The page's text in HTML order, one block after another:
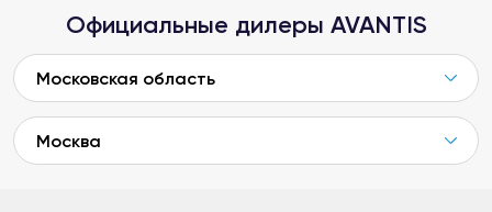
Официальные дилеры AVANTIS